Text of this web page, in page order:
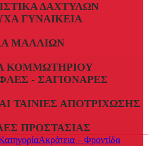
ΔΑΧΤΎΛΩΝ
ΓΥΝΑΙΚΕΊΑ
ΜΑΛΛΙΏΝ
ΚΟΜΜΩΤΗΡΊΟΥ
- ΣΑΓΙΟΝΆΡΕΣ
ΤΑΙΝΊΕΣ ΑΠΟΤΡΊΧΩΣΗΣ
ΠΡΟΣΤΑΣΊΑΣ
Ακράτεια – Φροντίδα